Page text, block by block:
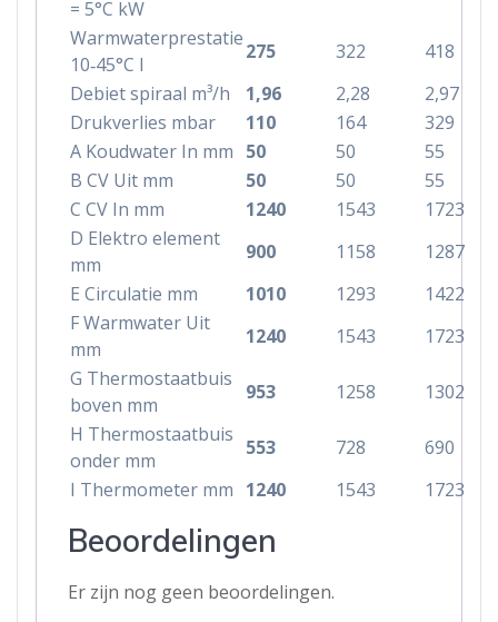
= 5°C kW
Warmwaterprestatie
10‐45°C l
275 322
418
Debiet spiraal m³/h
1,96 2,28
2,97
Drukverlies mbar
110 164
329
A Koudwater In mm 50 50
55
B CV Uit mm
50 50
55
C CV In mm
1240 1543
1723
D Elektro element
mm
900 1158
1287
E Circulatie mm
1010 1293
1422
F Warmwater Uit
mm
1240 1543
1723
G Thermostaatbuis
boven mm
953 1258
1302
H Thermostaatbuis
onder mm
553 728
690
I Thermometer mm 1240 1543 1723
Beoordelingen
Er zijn nog geen beoordelingen.